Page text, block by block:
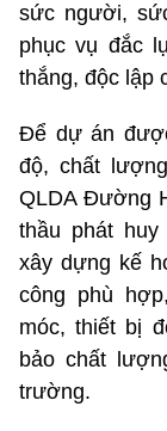
sức người,
phục vụ đắc
thắng, độc lập
Để dự án
độ, chất
QLDA Đường
thầu phát
xây dựng kế
công phù
móc, thiết bị
bảo chất
trường.